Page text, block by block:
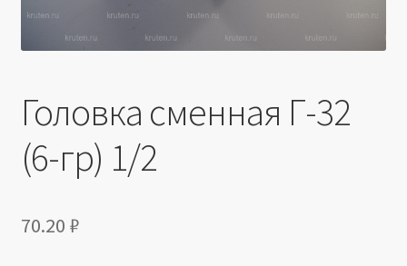
Головка сменная Г-32
(6-гр) 1/2
70.20 ₽